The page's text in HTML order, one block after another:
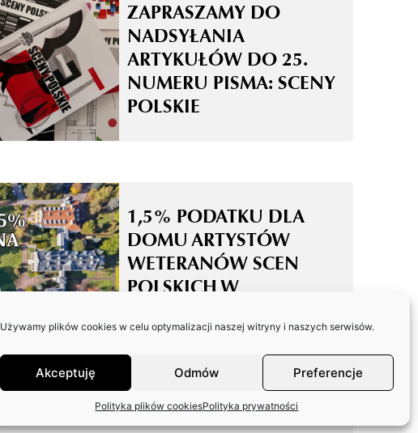
Używamy plików cookies w celu optymalizacji naszej witryny i naszych serwisów.
Akceptuję Odmów Preferencje
Polityka plików cookiesPolityka prywatności
ZAPRASZAMY DO
NADSYŁANIA
ARTYKUŁÓW DO 25.
NUMERU PISMA: SCENY
POLSKIE
1,5% PODATKU DLA
DOMU ARTYSTÓW
WETERANÓW SCEN
POLSKICH W
ODPOWIEDŹ ZASP W